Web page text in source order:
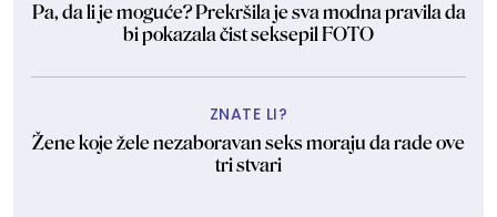
Pa, da li je moguće? Prekršila je sva modna pravila da
bi pokazala čist seksepil FOTO
ZNATE LI?
Žene koje žele nezaboravan seks moraju da rade ove
tri stvari